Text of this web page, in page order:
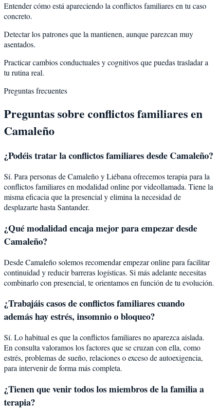
Entender cómo está apareciendo la conflictos familiares en tu caso
concreto.
Detectar los patrones que la mantienen, aunque parezcan muy
asentados.
Practicar cambios conductuales y cognitivos que puedas trasladar a
tu rutina real.
Preguntas frecuentes
Preguntas sobre conflictos familiaresen
Camaleño
¿Podéis tratar laconflictos familiaresdesde Camaleño?
Sí. Para personas de Camaleño y Liébana ofrecemos terapia para la
conflictos familiares en modalidad online por videollamada. Tiene la
misma eficacia que la presencial y elimina la necesidad de
desplazarte hasta Santander.
¿Qué modalidad encaja mejor para empezar desde
Camaleño?
Desde Camaleño solemos recomendar empezar online para facilitar
continuidad y reducir barreras logísticas. Si más adelante necesitas
combinarlo con presencial, te orientamos en función de tu evolución.
¿Trabajáis casos de conflictos familiares cuando
además hay estrés, insomnio o bloqueo?
Sí. Lo habitual es que la conflictos familiares no aparezca aislada.
En consulta valoramos los factores que se cruzan con ella, como
estrés, problemas de sueño, relaciones o exceso de autoexigencia,
para intervenir de forma más completa.
¿Tienen que venir todos los miembros de la familia a
terapia?